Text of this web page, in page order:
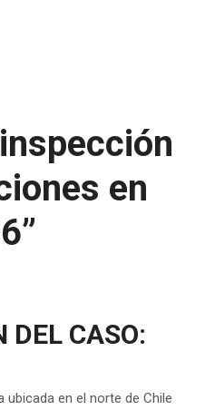
en
DEL CASO:
en el norte de Chile